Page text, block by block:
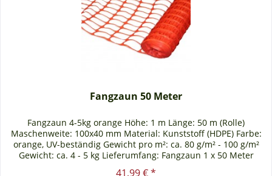
Fangzaun 50 Meter
Fangzaun 4-5kg orange Höhe: 1 m Länge: 50 m (Rolle)
Maschenweite: 100x40 mm Material: Kunststoff (HDPE) Farbe:
orange, UV-beständig Gewicht pro m²: ca. 80 g/m² - 100 g/m²
Gewicht: ca. 4 - 5 kg Lieferumfang: Fangzaun 1 x 50 Meter
orange extra reißfester und strapzierfähiger Fangzaun für alle
41,99 € *